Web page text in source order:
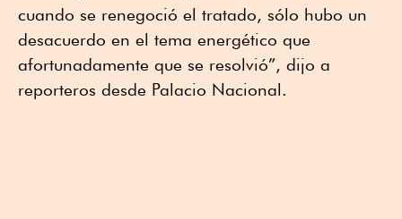
cuando se renegoció el tratado, sólo hubo un
desacuerdo en el tema energético que
afortunadamente que se resolvió”, dijo a
reporteros desde Palacio Nacional.